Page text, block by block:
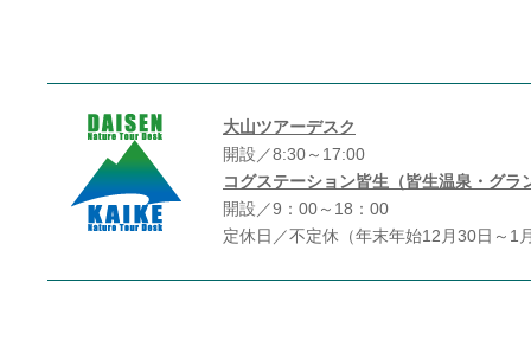
大山ツアーデスク
開設／8:30～17:00
コグステーション皆生（皆生温泉・グラ
開設／9：00～18：00
定休日／不定休（年末年始12月30日～1